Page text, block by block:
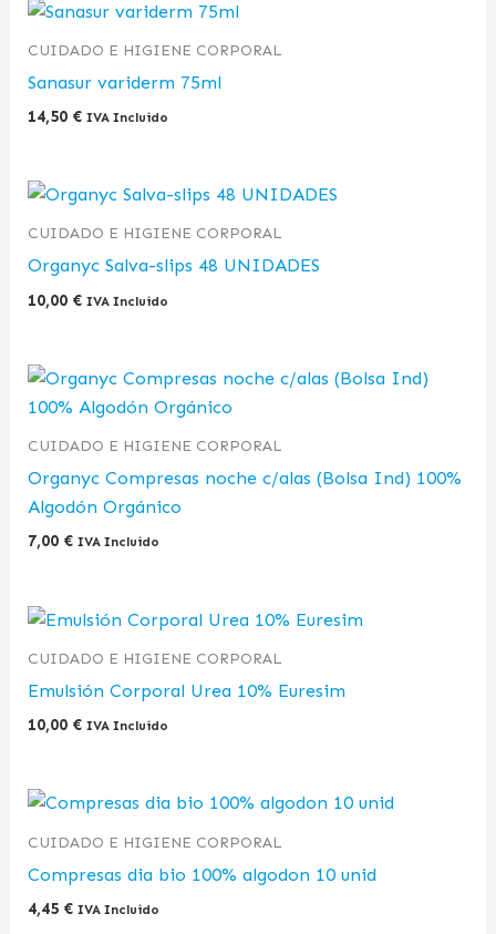
CUIDADO E HIGIENE CORPORAL
Sanasur variderm 75ml
14,50 € IVA Incluido
CUIDADO E HIGIENE CORPORAL
Organyc Salva-slips 48 UNIDADES
10,00 € IVA Incluido
CUIDADO E HIGIENE CORPORAL
Organyc Compresas noche c/alas (Bolsa Ind) 100%
Algodón Orgánico
7,00 € IVA Incluido
CUIDADO E HIGIENE CORPORAL
Emulsión Corporal Urea 10% Euresim
10,00 € IVA Incluido
CUIDADO E HIGIENE CORPORAL
Compresas dia bio 100% algodon 10 unid
4,45 € IVA Incluido